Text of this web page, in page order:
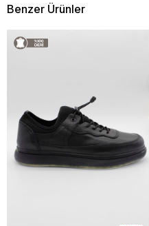
Benzer Ürünler